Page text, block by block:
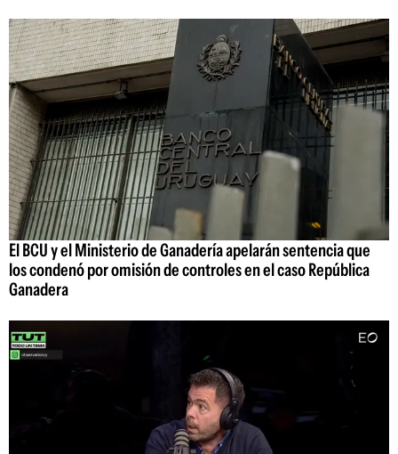
El BCU y el Ministerio de Ganadería apelarán sentencia que
los condenó por omisión de controles en el caso República
Ganadera